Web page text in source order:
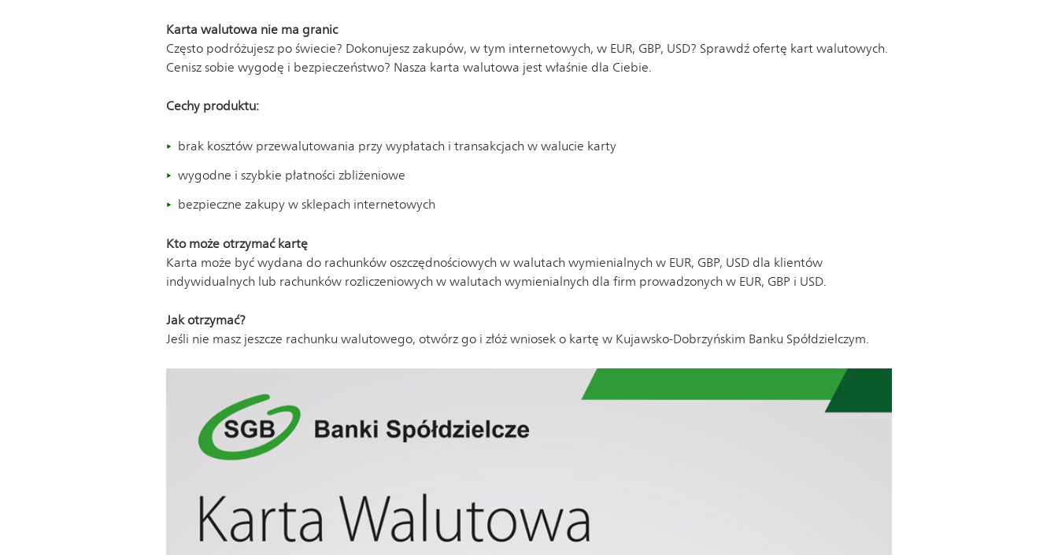
Karta walutowa nie ma granic
Często podróżujesz po świecie? Dokonujesz zakupów, w tym internetowych, w EUR, GBP, USD? Sprawdź ofertę kart walutowych.
Cenisz sobie wygodę i bezpieczeństwo? Nasza karta walutowa jest właśnie dla Ciebie.
Cechy produktu:
brak kosztów przewalutowania przy wypłatach i transakcjach w walucie karty
wygodne i szybkie płatności zbliżeniowe
bezpieczne zakupy w sklepach internetowych
Kto może otrzymać kartę
Karta może być wydana do rachunków oszczędnościowych w walutach wymienialnych w EUR, GBP, USD dla klientów
indywidualnych lub rachunków rozliczeniowych w walutach wymienialnych dla firm prowadzonych w EUR, GBP i USD.
Jak otrzymać?
Jeśli nie masz jeszcze rachunku walutowego, otwórz go i złóż wniosek o kartę w Kujawsko-Dobrzyńskim Banku Spółdzielczym.